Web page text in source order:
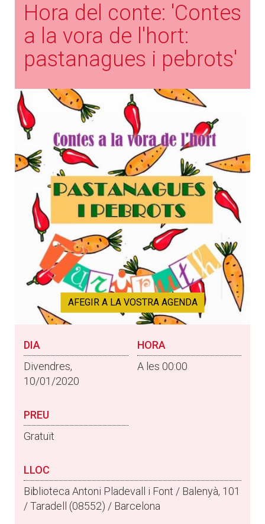
Hora del conte: 'Contes
a la vora de l'hort:
pastanagues i pebrots'
AFEGIR A LA VOSTRA AGENDA
DIA
Divendres,
10/01/2020
HORA
A les 00:00
PREU
Gratuït
LLOC
Biblioteca Antoni Pladevall i Font / Balenyà, 101
/ Taradell (08552) / Barcelona